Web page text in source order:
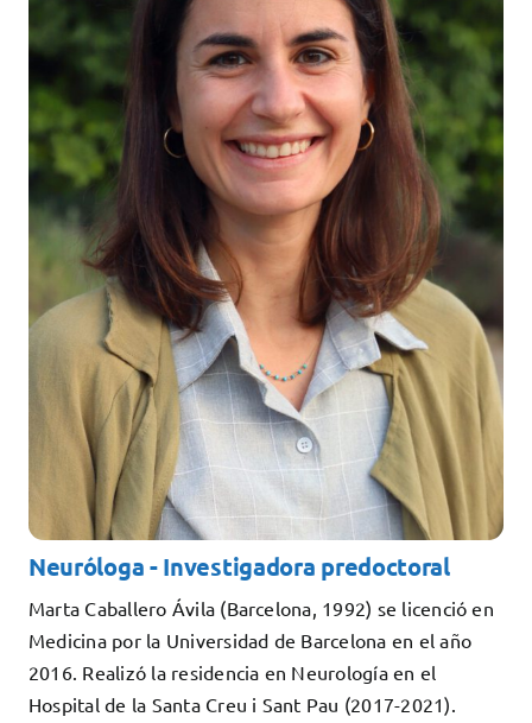
Docencia
Servicios
Cómo colaborar
Contacto
Neuróloga - Investigadora predoctoral
Marta Caballero Ávila (Barcelona, 1992) se licenció en
Medicina por la Universidad de Barcelona en el año
2016. Realizó la residencia en Neurología en el
Hospital de la Santa Creu i Sant Pau (2017-2021).